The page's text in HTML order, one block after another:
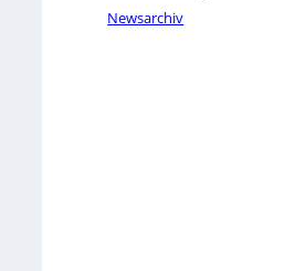
Newsarchiv